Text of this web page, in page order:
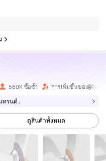
560K ซื้อซ้ำ การเพิ่มขึ้นของผู้ติดตา
ทรนด์」
ดูสินค้าทั้งหมด